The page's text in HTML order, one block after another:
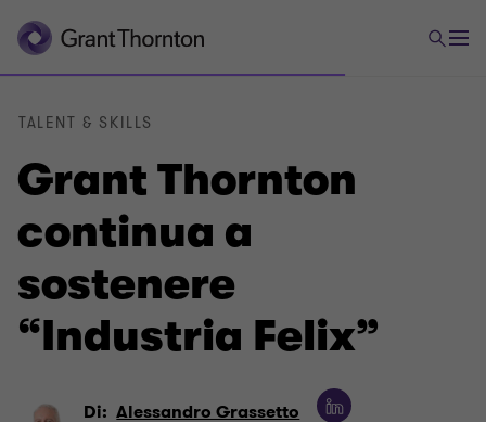
Grant Thornton
continua a
sostenere
“Industria Felix”
TALENT & SKILLS
Di: Alessandro Grassetto